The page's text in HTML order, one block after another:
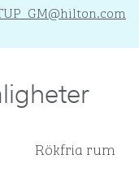
@hilton.com
Rökfria rum